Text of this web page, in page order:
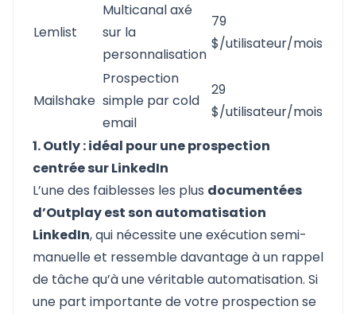
Lemlist
Multicanal axé
sur la
personnalisation
79
$/utilisateur/mois
Mailshake
Prospection
simple par cold
email
29
$/utilisateur/mois
1. Outly : idéal pour une prospection
centrée sur LinkedIn
L’une des faiblesses les plus documentées
d’Outplay est son automatisation
LinkedIn, qui nécessite une exécution semi-
manuelle et ressemble davantage à un rappel
de tâche qu’à une véritable automatisation. Si
une part importante de votre prospection se